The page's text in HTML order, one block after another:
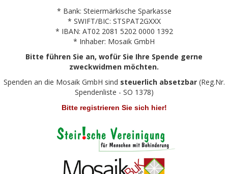
* Bank: Steiermärkische Sparkasse
* SWIFT/BIC: STSPAT2GXXX
* IBAN: AT02 2081 5202 0000 1392
* Inhaber: Mosaik GmbH
Bitte führen Sie an, wofür Sie Ihre Spende gerne
zweckwidmen möchten.
Spenden an die Mosaik GmbH sind steuerlich absetzbar(Reg.Nr.
Spendenliste - SO 1378)
Bitte registrieren Sie sich hier!